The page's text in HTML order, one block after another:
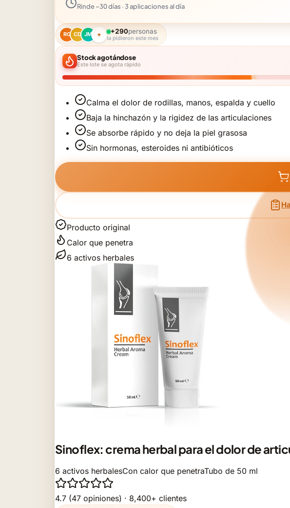
Rinde ~30 días · 3 aplicaciones al día
RG CD JM + +290personas
la pidieron este mes
Stock agotándose
Este lote se agota rápido
Calma el dolor de rodillas, manos, espalda y cuello
Baja la hinchazón y la rigidez de las articulaciones
Se absorbe rápido y no deja la piel grasosa
Sin hormonas, esteroides ni antibióticos
Producto original
Calor que penetra
6 activos herbales
Sinoflex: crema herbal para el dolor de
6 activos herbalesCon calor que penetraTubo de 50 ml
4.7 (47 opiniones) · 8,400+ clientes